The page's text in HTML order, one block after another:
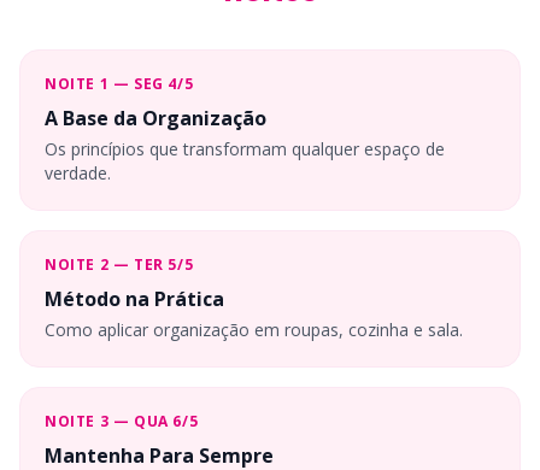
NOITE 1 — SEG 4/5
A Base da Organização
Os princípios que transformam qualquer espaço de
verdade.
NOITE 2 — TER 5/5
Método na Prática
Como aplicar organização em roupas, cozinha e sala.
NOITE 3 — QUA 6/5
Mantenha Para Sempre